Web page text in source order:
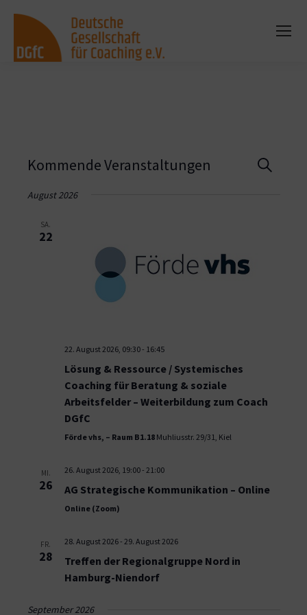
Suche
Kommende Veranstaltungen
August 2026
SA.
22
22. August 2026, 09:30- 16:45
Lösung & Ressource / Systemisches
Coaching für Beratung & soziale
Arbeitsfelder – Weiterbildung zum Coach
DGfC
Förde vhs, – Raum B1.18 Muhliusstr. 29/31, Kiel
MI.
26
26. August 2026, 19:00- 21:00
AG Strategische Kommunikation – Online
Online (Zoom)
FR.
28
28. August 2026- 29. August 2026
Treffen der Regionalgruppe Nord in
Hamburg-Niendorf
September 2026